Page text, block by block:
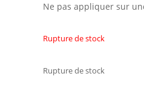
Ne pas appliquer sur
Rupture de stock
Rupture de stock